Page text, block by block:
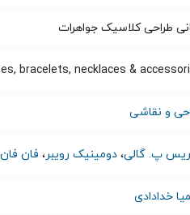
طراحی کلاسیک جواهرات
bracelets, necklaces &
و نقاشی
پ. گالی، دومینیک رویبر، فان
خدادادی